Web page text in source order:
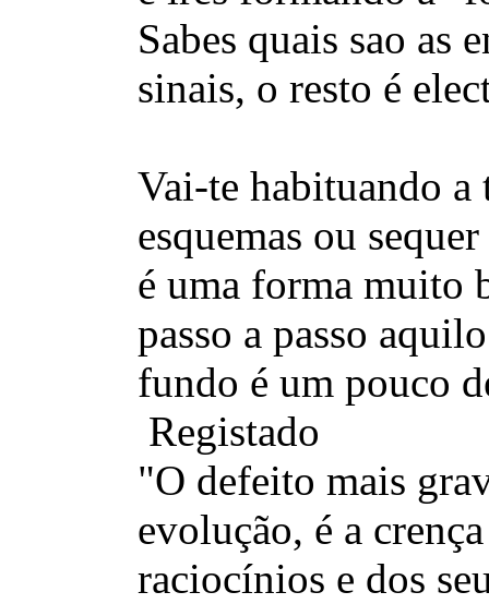
Sabes quais sao as
sinais, o resto é
Vai-te habituando a
esquemas ou
é uma forma muito
passo a passo
fundo é um pouco
Registado
"O defeito mais
evolução, é a
raciocínios e dos